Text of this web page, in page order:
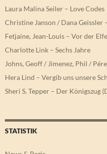
Laura Malina Seiler – Love Codes
Christine Janson / Dana
Fetjaine, Jean-Louis – Vor der
Charlotte Link – Sechs Jahre
Johns, Geoff / Jimenez, Phil /
Hera Lind – Vergib uns unsere
Sheri S. Tepper – Der Königszug
STATISTIK